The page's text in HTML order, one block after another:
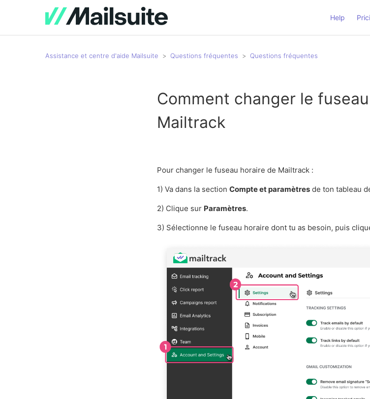
Help
Assistance et centre d'aide Mailsuite Questions fréquentes Questions fréquentes
Comment changer le
Mailtrack
Pour changer le fuseau horaire de Mailtrack :
1) Va dans la sectionCompte et paramètres de ton tableau
2) Clique sur Paramètres.
3) Sélectionne le fuseau horaire dont tu as besoin, puis